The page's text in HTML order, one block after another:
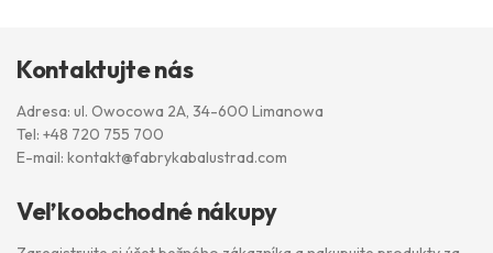
Kontaktujte nás
Adresa: ul. Owocowa 2A, 34-600 Limanowa
Tel: +48 720 755 700
E-mail: kontakt@fabrykabalustrad.com
Veľkoobchodné nákupy